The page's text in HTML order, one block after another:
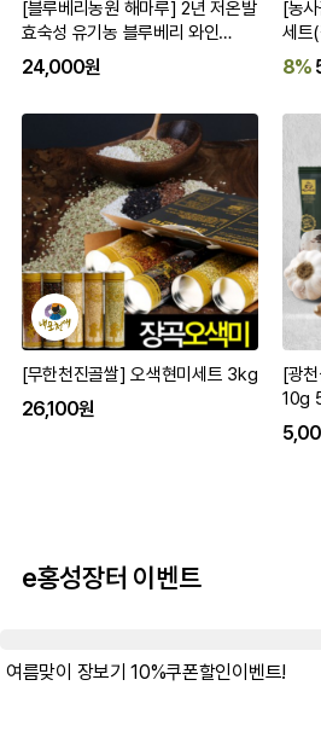
[블루베리농원 해마루] 2년 저온발
효숙성 유기농 블루베리 와인
500ml/750ml 단품/세트
24,000원
[농
세트
8%
[무한천진골쌀] 오색현미세트 3kg
26,100원
[광
e홍성장터 이벤트
여름맞이 장보기 10%쿠폰할인이벤트!